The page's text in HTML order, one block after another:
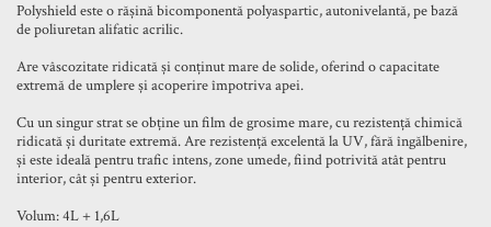
Polyshield este o rășină bicomponentă polyaspartic, autonivelantă, pe bază
de poliuretan alifatic acrilic.
Are vâscozitate ridicată și conținut mare de solide, oferind o capacitate
extremă de umplere și acoperire împotriva apei.
Cu un singur strat se obține un film de grosime mare, cu rezistență chimică
ridicată și duritate extremă. Are rezistență excelentă la UV, fără îngălbenire,
și este ideală pentru trafic intens, zone umede, fiind potrivită atât pentru
interior, cât și pentru exterior.
Volum: 4L + 1,6L